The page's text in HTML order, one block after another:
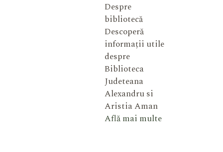
Despre
bibliotecă
Descoperă
informații utile
despre
Biblioteca
Judeteana
Alexandru si
Aristia Aman
Află mai multe